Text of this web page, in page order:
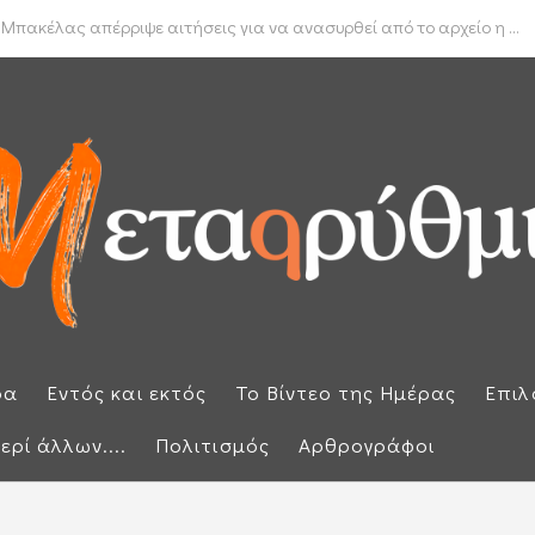
απέρριψε αιτήσεις για να ανασυρθεί από το αρχείο η ...
για το πραγματικό διαθέσιμο εισόδημα των νοικοκυριών
Εντός και εκτός Το Βίντεο της Ημέρας
άλλων....
Πολιτισμός Αρθρογράφοι